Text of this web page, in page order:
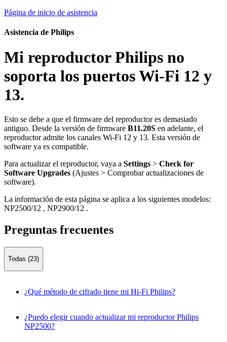
Página de inicio de asistencia
Asistencia de Philips
Mi reproductor Philips no
soporta los puertos Wi-Fi 12 y
13.
Esto se debe a que el firmware del reproductor es demasiado
antiguo. Desde la versión de firmware B11.20S en adelante, el
reproductor admite los canales Wi-Fi 12 y 13. Esta versión de
software ya es compatible.
Para actualizar el reproductor, vaya a Settings > Check for
Software Upgrades (Ajustes > Comprobar actualizaciones de
software).
La información de esta página se aplica a los siguientes modelos:
NP2500/12 , NP2900/12 .
Preguntas frecuentes
Todas (23)
¿Qué método de cifrado tiene mi Hi-Fi Philips?
¿Puedo elegir cuando actualizar mi reproductor Philips
NP2500?